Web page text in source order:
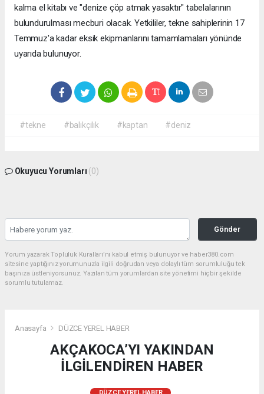
kalma el kitabı ve "denize çöp atmak yasaktır" tabelalarının
bulundurulması mecburi olacak. Yetkililer, tekne sahiplerinin 17
Temmuz'a kadar eksik ekipmanlarını tamamlamaları yönünde
uyarıda bulunuyor.
#tekne #balıkçılık #kaptan #deniz
Okuyucu Yorumları (0)
Gönder
Yorum yazarak Topluluk Kuralları’nı kabul etmiş bulunuyor ve haber380.com
sitesine yaptığınız yorumunuzla ilgili doğrudan veya dolaylı tüm sorumluluğu tek
başınıza üstleniyorsunuz. Yazılan tüm yorumlardan site yönetimi hiçbir şekilde
sorumlu tutulamaz.
Anasayfa DÜZCE YEREL HABER
AKÇAKOCA’YI YAKINDAN
İLGİLENDİREN HABER
DÜZCE YEREL HABER